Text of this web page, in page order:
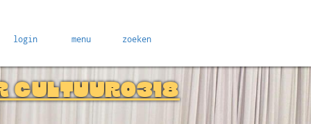
login menu zoeken
CULTUUR0318